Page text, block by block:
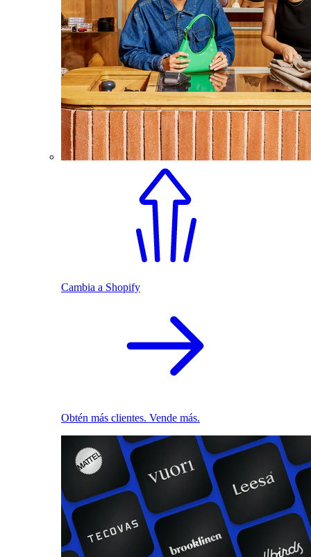
Cambia a Shopify
Obtén más clientes. Vende más.